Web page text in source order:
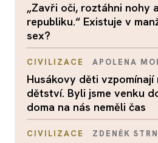
„Zavři oči, roztáhni nohy
republiku.“ Existuje v
sex?
CIVILIZACE APOLENA
Husákovy děti
dětství. Byli jsme venku
doma na nás neměli čas
CIVILIZACE ZDENĚK